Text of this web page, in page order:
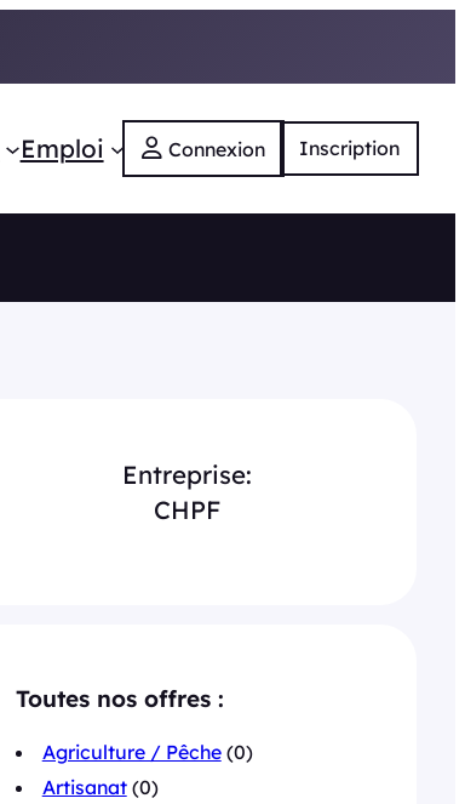
Emploi Connexion Inscription
Entreprise:
CHPF
Toutes nos offres :
Agriculture / Pêche(0)
Artisanat(0)